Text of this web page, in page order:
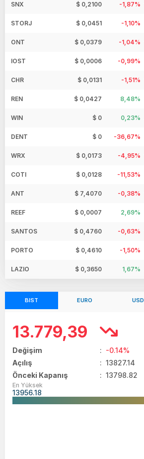
SNX $ 0,2100 -1,87%
STORJ $ 0,0451 -1,10%
ONT $ 0,0379 -1,04%
IOST $ 0,0006 -0,99%
CHR $ 0,0131 -1,51%
REN $ 0,0427 8,48%
WIN $ 0 0,23%
DENT $ 0 -36,67%
WRX $ 0,0173 -4,95%
COTI $ 0,0128 -11,53%
ANT $ 7,4070 -0,38%
REEF $ 0,0007 2,69%
SANTOS $ 0,4760 -0,63%
PORTO $ 0,4610 -1,50%
LAZIO $ 0,3650 1,67%
BIST EURO USD
13.779,39
Değişim : -0.14%
Açılış
: 13827.14
Önceki Kapanış
: 13798.82
En Yüksek
13956.18